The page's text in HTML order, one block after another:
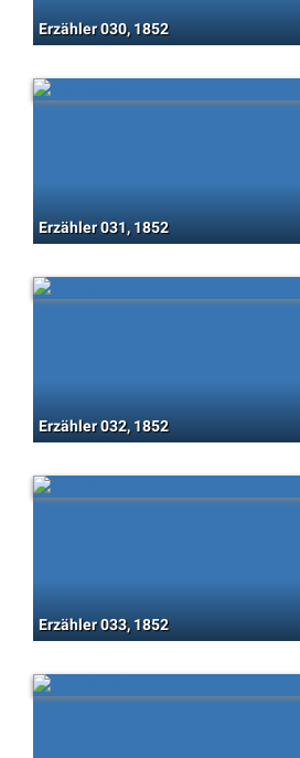
Erzähler 030, 1852
Erzähler 031, 1852
Erzähler 032, 1852
Erzähler 033, 1852